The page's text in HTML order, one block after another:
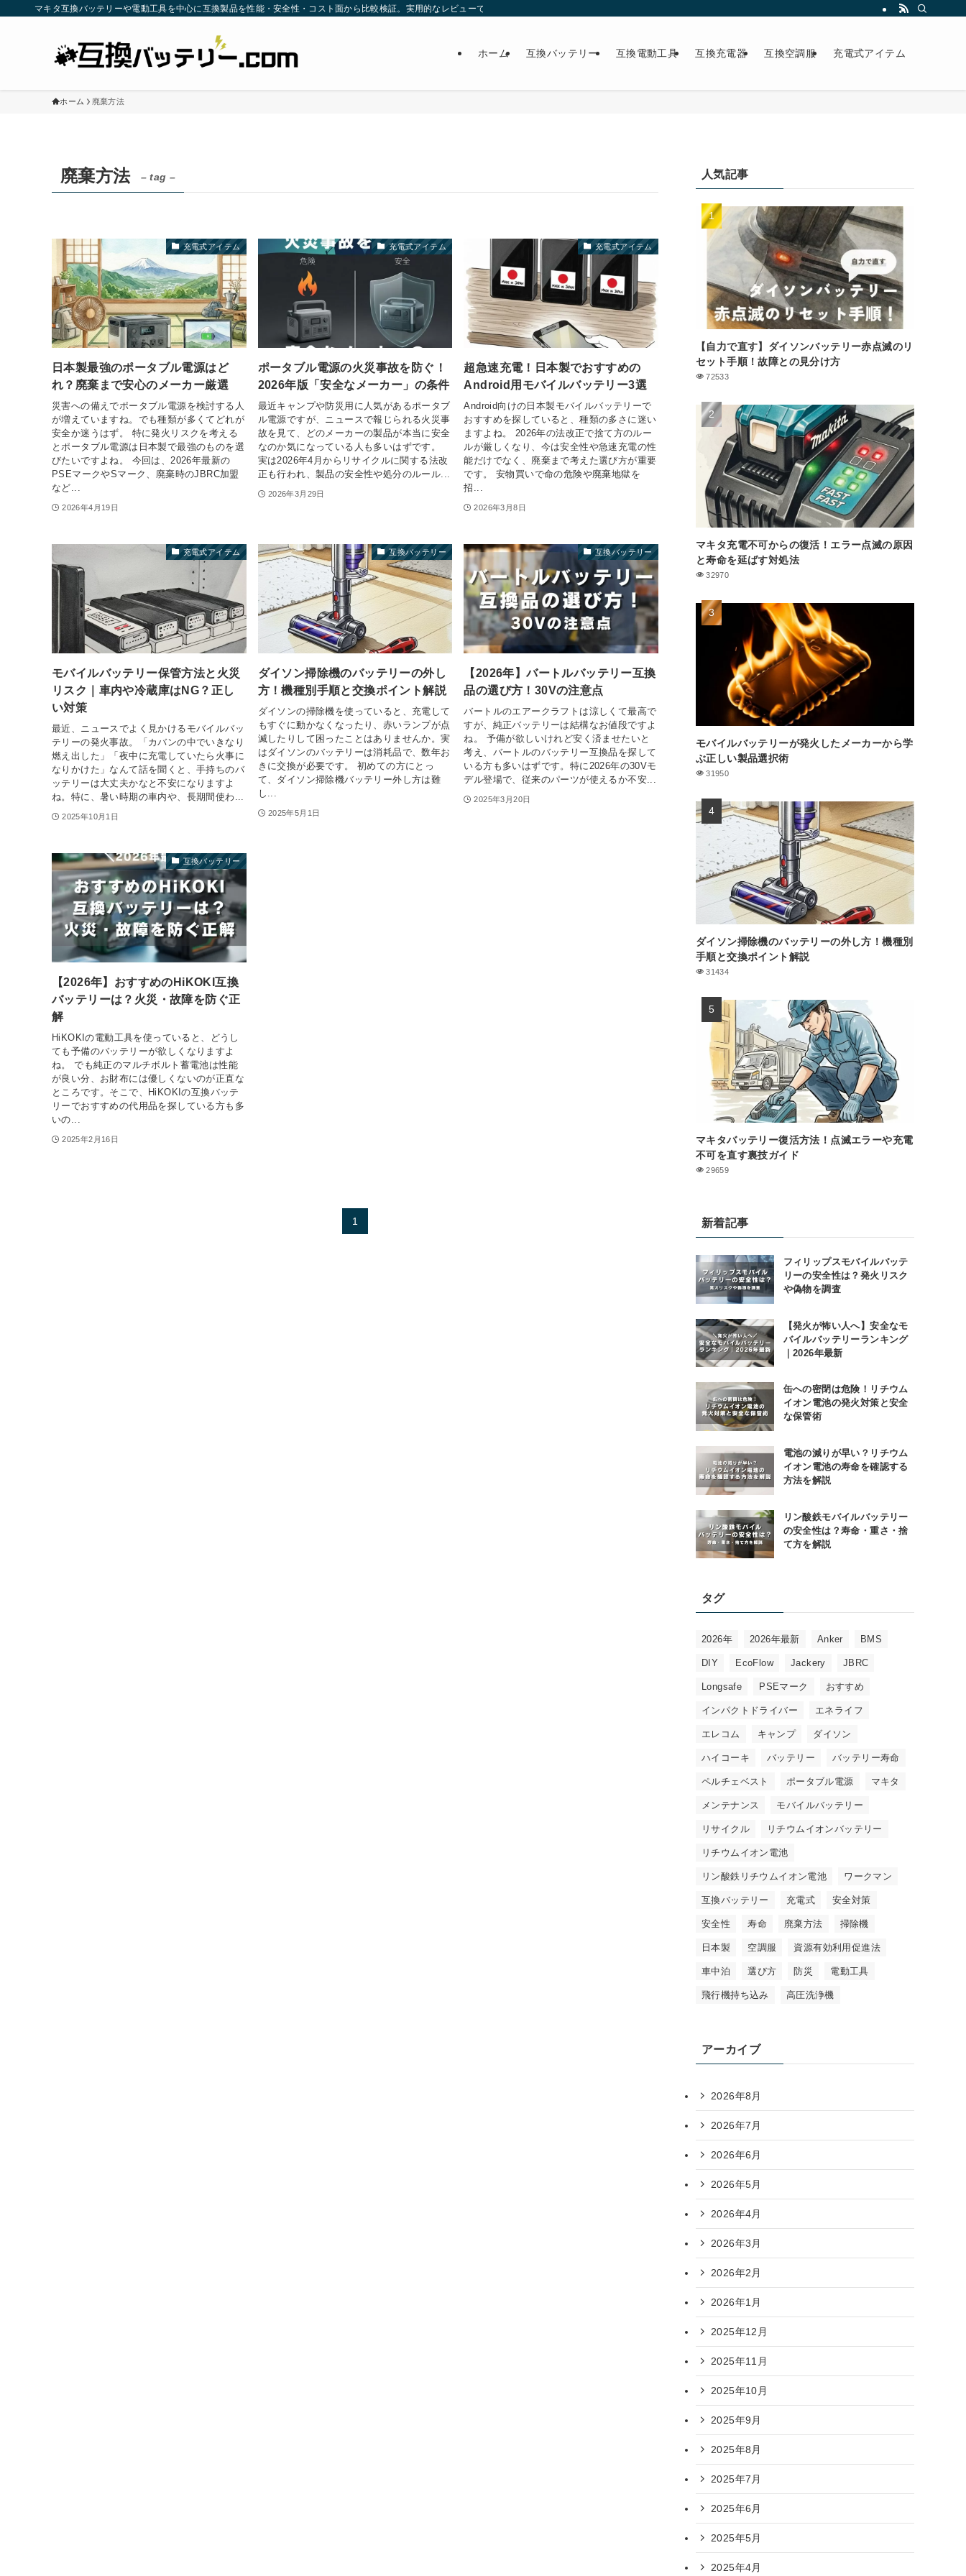
マキタ互換バッテリーや電動工具を中心に互換製品を性能・安全性・コスト面から比較検証。実用的なレビューで最適な製品選びをサポート。
ホーム 互換バッテリー 互換電動工具 互換充電器 互換空調服 充電式アイテム
ホーム 廃棄方法
廃棄方法 – tag –
充電式アイテム
日本製最強のポータブル電源はど
れ？廃棄まで安心のメーカー厳選
災害への備えでポータブル電源を検討する人
が増えていますね。でも種類が多くてどれが
安全か迷うはず。 特に発火リスクを考える
とポータブル電源は日本製で最強のものを選
びたいですよね。 今回は、2026年最新の
PSEマークやSマーク、廃棄時のJBRC加盟
など...
2026年4月19日
充電式アイテム
ポータブル電源の火災事故を防ぐ！
2026年版「安全なメーカー」の条件
最近キャンプや防災用に人気があるポータブ
ル電源ですが、ニュースで報じられる火災事
故を見て、どのメーカーの製品が本当に安全
なのか気になっている人も多いはずです。
実は2026年4月からリサイクルに関する法改
正も行われ、製品の安全性や処分のルール...
2026年3月29日
充電式アイテム
超急速充電！日本製でおすすめの
Android用モバイルバッテリー3選
Android向けの日本製モバイルバッテリーで
おすすめを探していると、種類の多さに迷い
ますよね。 2026年の法改正で捨て方のルー
ルが厳しくなり、今は安全性や急速充電の性
能だけでなく、廃棄まで考えた選び方が重要
です。 安物買いで命の危険や廃棄地獄を
招...
2026年3月8日
充電式アイテム
モバイルバッテリー保管方法と火災
リスク｜車内や冷蔵庫はNG？正し
い対策
最近、ニュースでよく見かけるモバイルバッ
テリーの発火事故。「カバンの中でいきなり
燃え出した」「夜中に充電していたら火事に
なりかけた」なんて話を聞くと、手持ちのバ
ッテリーは大丈夫かなと不安になりますよ
ね。特に、暑い時期の車内や、長期間使わ...
2025年10月1日
互換バッテリー
ダイソン掃除機のバッテリーの外し
方！機種別手順と交換ポイント解説
ダイソンの掃除機を使っていると、充電して
もすぐに動かなくなったり、赤いランプが点
滅したりして困ったことはありませんか。実
はダイソンのバッテリーは消耗品で、数年お
きに交換が必要です。 初めての方にとっ
て、ダイソン掃除機バッテリー外し方は難
し...
2025年5月1日
互換バッテリー
【2026年】バートルバッテリー互換
品の選び方！30Vの注意点
バートルのエアークラフトは涼しくて最高で
すが、純正バッテリーは結構なお値段ですよ
ね。 予備が欲しいけれど安く済ませたいと
考え、バートルのバッテリー互換品を探して
いる方も多いはずです。特に2026年の30Vモ
デル登場で、従来のパーツが使えるか不安...
2025年3月20日
互換バッテリー
【2026年】おすすめのHiKOKI互換
バッテリーは？火災・故障を防ぐ正
解
HiKOKIの電動工具を使っていると、どうし
ても予備のバッテリーが欲しくなりますよ
ね。 でも純正のマルチボルト蓄電池は性能
が良い分、お財布には優しくないのが正直な
ところです。そこで、HiKOKIの互換バッテ
リーでおすすめの代用品を探している方も多
いの...
2025年2月16日
1
人気記事
【自力で直す】ダイソンバッテリー赤点滅のリ
セット手順！故障との見分け方
72533
マキタ充電不可からの復活！エラー点滅の原因
と寿命を延ばす対処法
32970
モバイルバッテリーが発火したメーカーから学
ぶ正しい製品選択術
31950
ダイソン掃除機のバッテリーの外し方！機種別
手順と交換ポイント解説
31434
マキタバッテリー復活方法！点滅エラーや充電
不可を直す裏技ガイド
29659
新着記事
フィリップスモバイルバッテ
リーの安全性は？発火リスク
や偽物を調査
【発火が怖い人へ】安全なモ
バイルバッテリーランキング
｜2026年最新
缶への密閉は危険！リチウム
イオン電池の発火対策と安全
な保管術
電池の減りが早い？リチウム
イオン電池の寿命を確認する
方法を解説
リン酸鉄モバイルバッテリー
の安全性は？寿命・重さ・捨
て方を解説
タグ
2026年 2026年最新 Anker BMS
DIY EcoFlow Jackery JBRC
Longsafe PSEマーク おすすめ
インパクトドライバー エネライフ
エレコム キャンプ ダイソン
ハイコーキ バッテリー バッテリー寿命
ペルチェベスト ポータブル電源 マキタ
メンテナンス モバイルバッテリー
リサイクル リチウムイオンバッテリー
リチウムイオン電池
リン酸鉄リチウムイオン電池 ワークマン
互換バッテリー 充電式 安全対策
安全性 寿命 廃棄方法 掃除機
日本製 空調服 資源有効利用促進法
車中泊 選び方 防災 電動工具
飛行機持ち込み 高圧洗浄機
アーカイブ
2026年8月
2026年7月
2026年6月
2026年5月
2026年4月
2026年3月
2026年2月
2026年1月
2025年12月
2025年11月
2025年10月
2025年9月
2025年8月
2025年7月
2025年6月
2025年5月
2025年4月